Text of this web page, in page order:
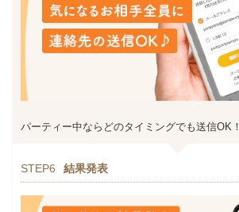
パーティー中ならどのタイミングでも送信OK！
STEP6 結果発表